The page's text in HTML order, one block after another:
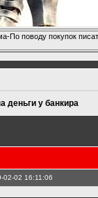
По поводу покупок
деньги у банкира
02-02 16:11:06